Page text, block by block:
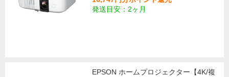
発送目安：2ヶ月
EPSON ホームプロジェクター【4K/複